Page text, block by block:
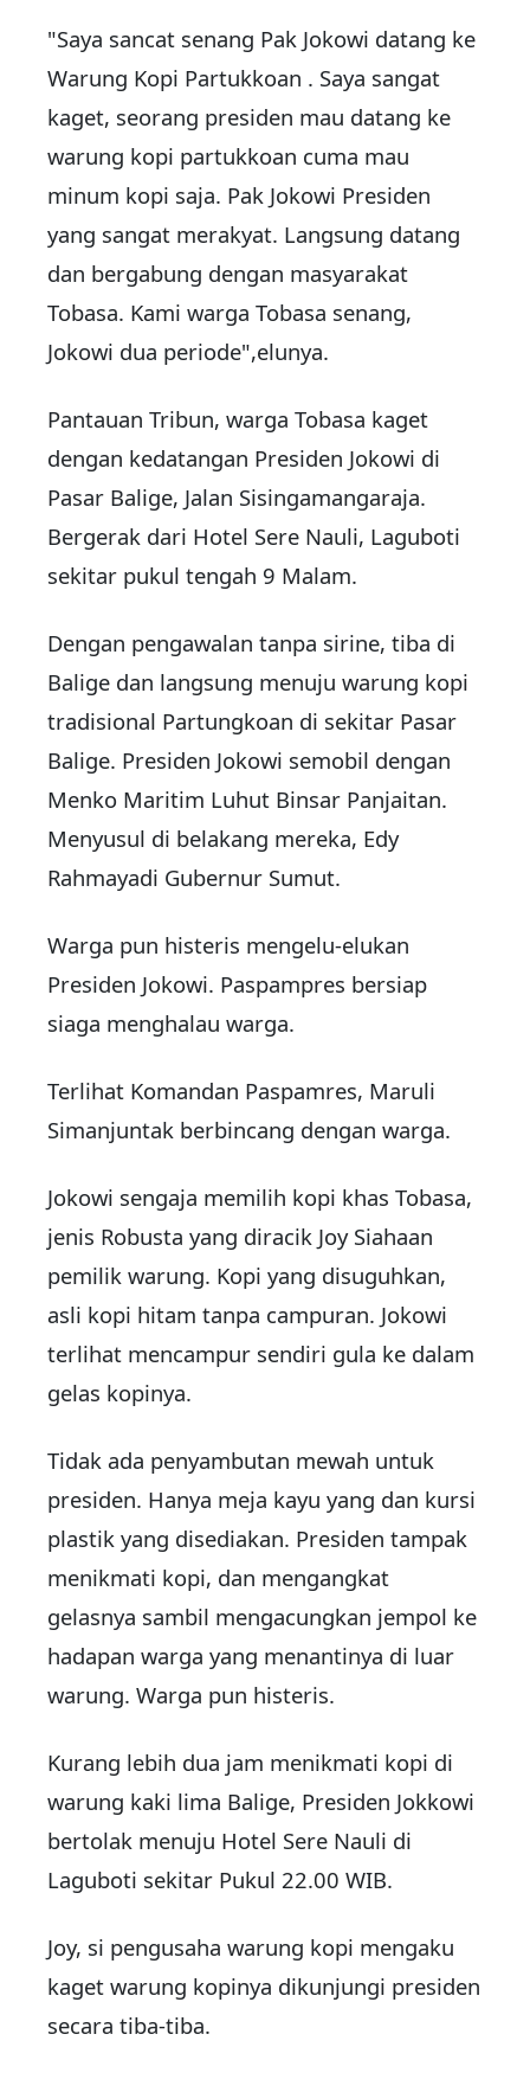
"Saya sancat senang Pak Jokowi datang ke
Warung Kopi Partukkoan . Saya sangat
kaget, seorang presiden mau datang ke
warung kopi partukkoan cuma mau
minum kopi saja. Pak Jokowi Presiden
yang sangat merakyat. Langsung datang
dan bergabung dengan masyarakat
Tobasa. Kami warga Tobasa senang,
Jokowi dua periode",elunya.
Pantauan Tribun, warga Tobasa kaget
dengan kedatangan Presiden Jokowi di
Pasar Balige, Jalan Sisingamangaraja.
Bergerak dari Hotel Sere Nauli, Laguboti
sekitar pukul tengah 9 Malam.
Dengan pengawalan tanpa sirine, tiba di
Balige dan langsung menuju warung kopi
tradisional Partungkoan di sekitar Pasar
Balige. Presiden Jokowi semobil dengan
Menko Maritim Luhut Binsar Panjaitan.
Menyusul di belakang mereka, Edy
Rahmayadi Gubernur Sumut.
Warga pun histeris mengelu-elukan
Presiden Jokowi. Paspampres bersiap
siaga menghalau warga.
Terlihat Komandan Paspamres, Maruli
Simanjuntak berbincang dengan warga.
Jokowi sengaja memilih kopi khas Tobasa,
jenis Robusta yang diracik Joy Siahaan
pemilik warung. Kopi yang disuguhkan,
asli kopi hitam tanpa campuran. Jokowi
terlihat mencampur sendiri gula ke dalam
gelas kopinya.
Tidak ada penyambutan mewah untuk
presiden. Hanya meja kayu yang dan kursi
plastik yang disediakan. Presiden tampak
menikmati kopi, dan mengangkat
gelasnya sambil mengacungkan jempol ke
hadapan warga yang menantinya di luar
warung. Warga pun histeris.
Kurang lebih dua jam menikmati kopi di
warung kaki lima Balige, Presiden Jokkowi
bertolak menuju Hotel Sere Nauli di
Laguboti sekitar Pukul 22.00 WIB.
Joy, si pengusaha warung kopi mengaku
kaget warung kopinya dikunjungi presiden
secara tiba-tiba.